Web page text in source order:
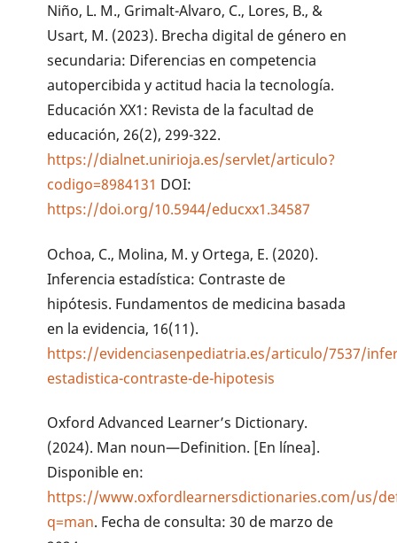
Niño, L. M., Grimalt-Alvaro, C., Lores, B., &
Usart, M. (2023). Brecha digital de género en
secundaria: Diferencias en competencia
autopercibida y actitud hacia la tecnología.
Educación XX1: Revista de la facultad de
educación, 26(2), 299-322.
https://dialnet.unirioja.es/servlet/articulo?
codigo=8984131 DOI:
https://doi.org/10.5944/educxx1.34587
Ochoa, C., Molina, M. y Ortega, E. (2020).
Inferencia estadística: Contraste de
hipótesis. Fundamentos de medicina basada
en la evidencia, 16(11).
https://evidenciasenpediatria.es/articulo/7537/
estadistica-contraste-de-hipotesis
Oxford Advanced Learner’s Dictionary.
(2024). Man noun—Definition. [En línea].
Disponible en:
https://www.oxfordlearnersdictionaries.com/us/
q=man. Fecha de consulta: 30 de marzo de